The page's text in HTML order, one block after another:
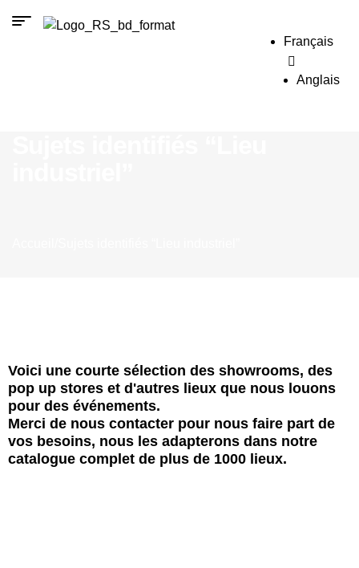
Français
Anglais
Voici une courte sélection des showrooms, des
pop up stores et d'autres lieux que nous louons
pour des événements.
Merci de nous contacter pour nous faire part de
vos besoins, nous les adapterons dans notre
catalogue complet de plus de 1000 lieux.